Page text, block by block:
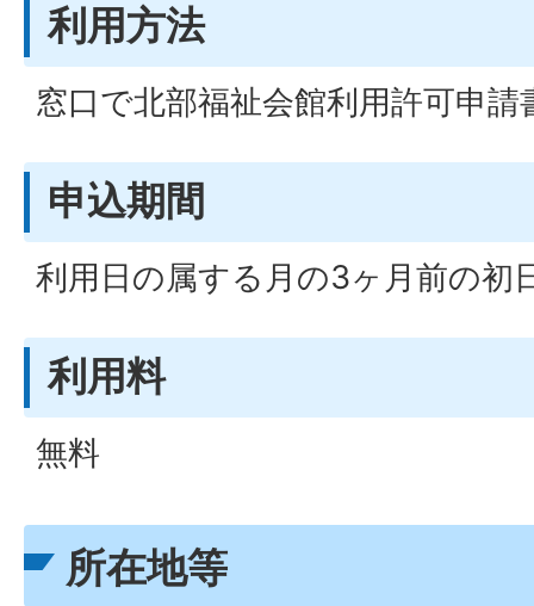
利用方法
窓口で北部福祉会館利用許可申請
申込期間
利用日の属する月の3ヶ月前の初
利用料
無料
所在地等